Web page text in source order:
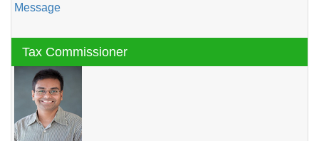
Message
Tax Commissioner